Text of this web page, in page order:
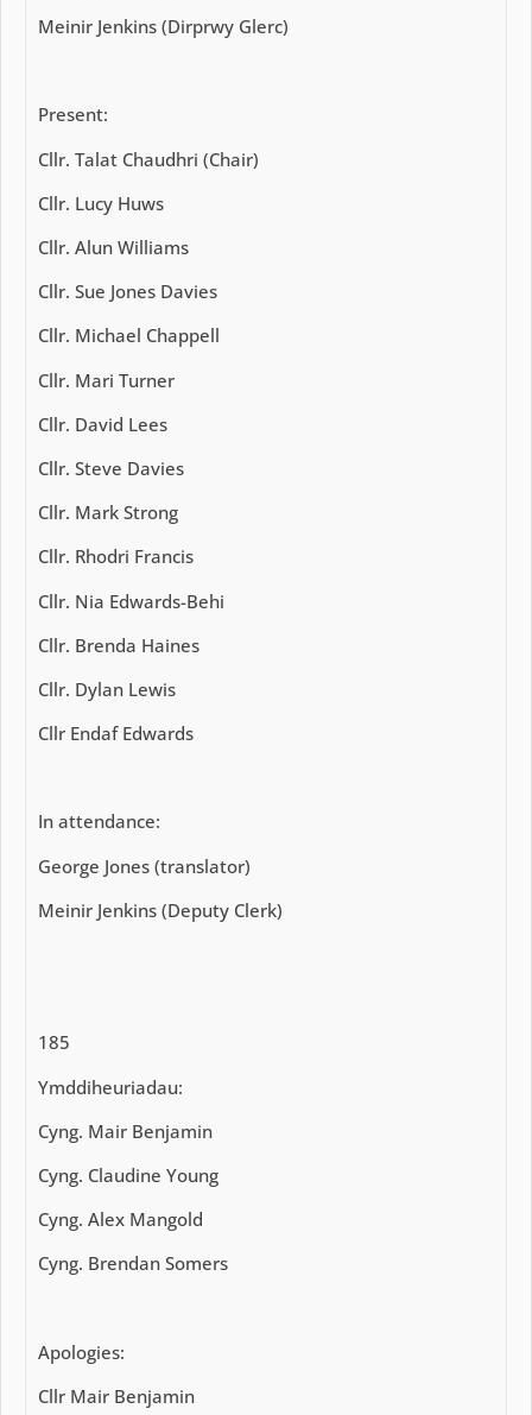
Meinir Jenkins (Dirprwy Glerc)
Present:
Cllr. Talat Chaudhri (Chair)
Cllr. Lucy Huws
Cllr. Alun Williams
Cllr. Sue Jones Davies
Cllr. Michael Chappell
Cllr. Mari Turner
Cllr. David Lees
Cllr. Steve Davies
Cllr. Mark Strong
Cllr. Rhodri Francis
Cllr. Nia Edwards-Behi
Cllr. Brenda Haines
Cllr. Dylan Lewis
Cllr Endaf Edwards
In attendance:
George Jones (translator)
Meinir Jenkins (Deputy Clerk)
185
Ymddiheuriadau:
Cyng. Mair Benjamin
Cyng. Claudine Young
Cyng. Alex Mangold
Cyng. Brendan Somers
Apologies:
Cllr Mair Benjamin